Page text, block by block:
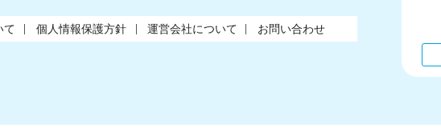
て 個人情報保護方針 運営会社について お問い合わせ